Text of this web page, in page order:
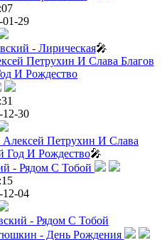
01-29
- Лирическая🎤
12-30
Петрухин И Слава
Год И Рождество🎤
12-04
- Рядом С Тобой